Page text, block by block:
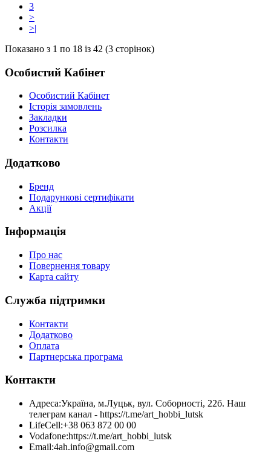
3
>
>|
Показано з 1 по 18 із 42 (3 сторінок)
Особистий Кабінет
Особистий Кабінет
Історія замовлень
Закладки
Розсилка
Контакти
Додатково
Бренд
Подарункові сертифікати
Акції
Інформація
Про нас
Повернення товару
Карта сайту
Служба підтримки
Контакти
Додатково
Оплата
Партнерська програма
Контакти
Адреса:Україна, м.Луцьк, вул. Соборності, 22б. Наш
телеграм канал - https://t.me/art_hobbi_lutsk
LifeCell:+38 063 872 00 00
Vodafone:https://t.me/art_hobbi_lutsk
Email:4ah.info@gmail.com